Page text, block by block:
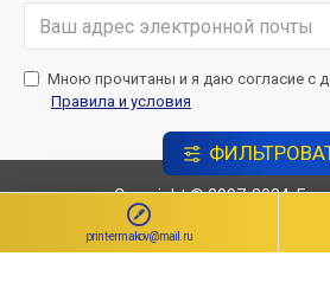
Мною прочитаны и я даю согласие с
Правила и условия
Copyright © 2007-2024,
Создание сайта
print-ermakov@mail.ru